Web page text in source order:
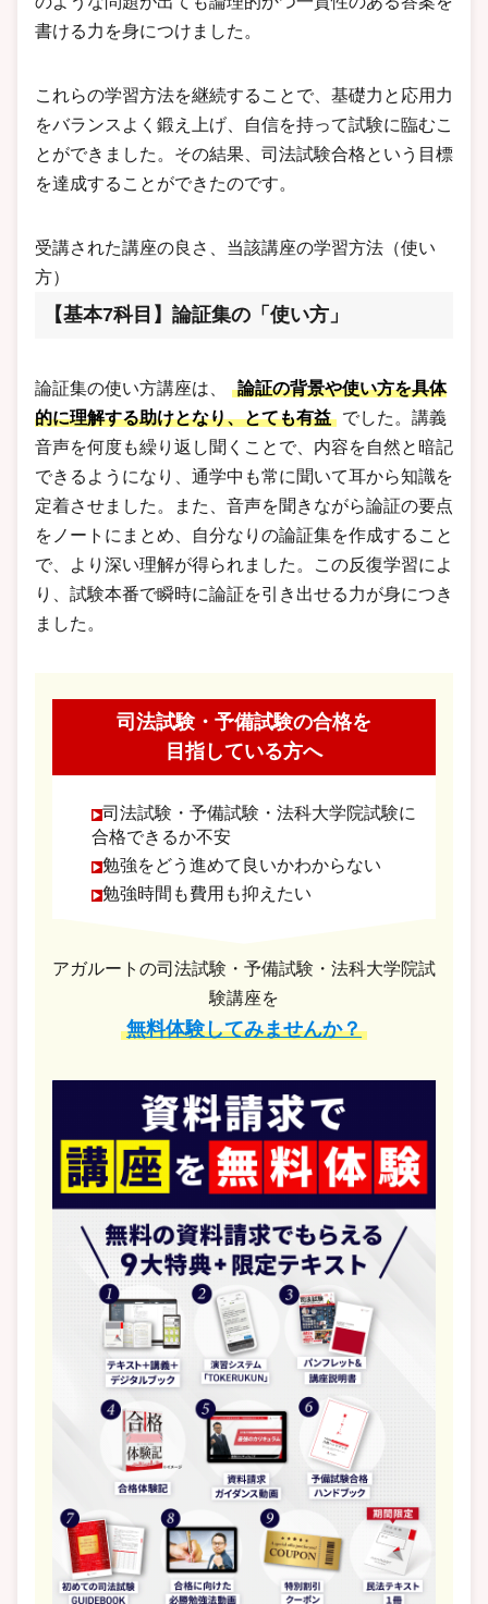
書ける力を身につけました。
これらの学習方法を継続することで、基礎力と応用力
をバランスよく鍛え上げ、自信を持って試験に臨むこ
とができました。その結果、司法試験合格という目標
を達成することができたのです。
受講された講座の良さ、当該講座の学習方法（使い
方）
【基本7科目】論証集の「使い方」
論証集の使い方講座は、
論証の背景や使い方を具体
的に理解する助けとなり、とても有益
でした。講義
音声を何度も繰り返し聞くことで、内容を自然と暗記
できるようになり、通学中も常に聞いて耳から知識を
定着させました。また、音声を聞きながら論証の要点
をノートにまとめ、自分なりの論証集を作成すること
で、より深い理解が得られました。この反復学習によ
り、試験本番で瞬時に論証を引き出せる力が身につき
ました。
司法試験・予備試験の合格を
目指している方へ
司法試験・予備試験・法科大学院試験に
合格できるか不安
勉強をどう進めて良いかわからない
勉強時間も費用も抑えたい
アガルートの司法試験・予備試験・法科大学院試
験講座を
無料体験してみませんか？